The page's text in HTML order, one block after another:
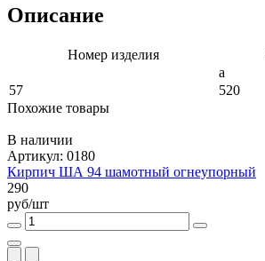
Описание
Номер изделия
a
57
520
Похожие товары
В наличии
Артикул: 0180
Кирпич ША 94 шамотный огнеупорный
290
руб/шт